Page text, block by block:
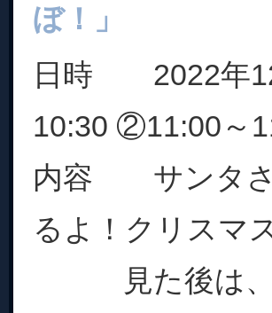
ぼ！」
日時 2022年
10:30 ②11:00～
内容 サンタさ
るよ！クリスマ
見た後は、